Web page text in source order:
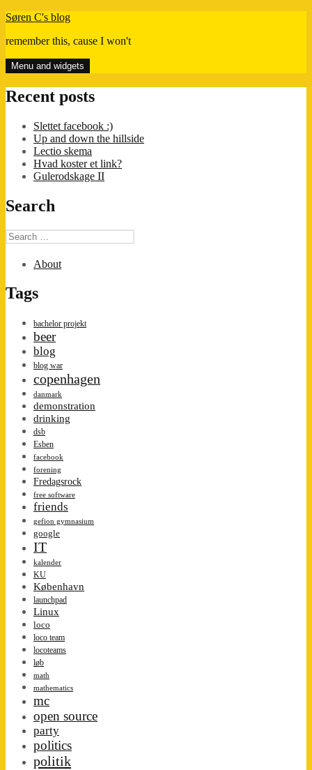
Skip
content
Søren C's blog
remember this, cause I won't
Menu and widgets
Recent posts
Slettet facebook :)
Up and down the hillside
Lectio skema
Hvad koster et link?
Gulerodskage II
Search
Search
for:
About
Tags
bachelor projekt
beer
blog
blog war
copenhagen
danmark
demonstration
drinking
dsb
Esben
facebook
forening
Fredagsrock
free software
friends
gefion gymnasium
google
IT
kalender
KU
København
launchpad
Linux
loco
loco team
locoteams
løb
math
mathematics
mc
open source
party
politics
politik